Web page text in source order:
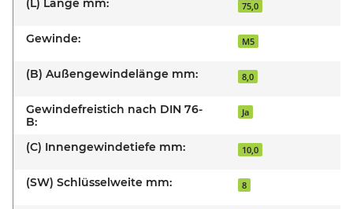
75,0
Gewinde: M5
(B) Außengewindelänge mm: 8,0
Gewindefreistich nach DIN 76-
B:
Ja
(C) Innengewindetiefe mm: 10,0
(SW) Schlüsselweite mm: 8